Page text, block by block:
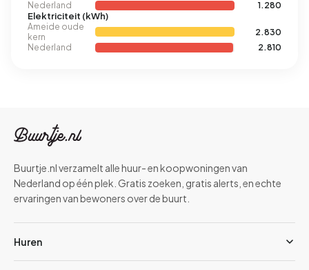
Nederland
1.280
Elektriciteit (kWh)
Ameide oude
kern
2.830
Nederland
2.810
Buurtje.nl verzamelt alle huur- en koopwoningen van
Nederland op één plek. Gratis zoeken, gratis alerts, en echte
ervaringen van bewoners over de buurt.
Huren